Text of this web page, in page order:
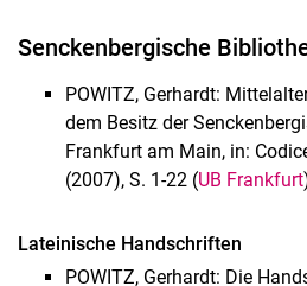
Handschriften
Handschriftenkataloge
Kataloge Deutschland
Kataloge International
Historische Musikalien
Historische Bibliotheken
Senckenbergische
POWITZ, Gerhardt:
dem Besitz der
Frankfurt am Main, in:
(2007), S. 1-22 (UB Frankfurt
Lateinische Handschriften
POWITZ, Gerhardt: Die